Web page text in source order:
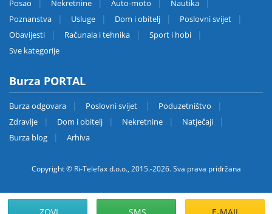
Posao Nekretnine Auto-moto
Nautika
Poznanstva
Usluge Dom i obitelj
Poslovni svijet
Obavijesti
Računala i tehnika
Sport i hobi
Sve kategorije
Burza PORTAL
Burza odgovara Poslovni svijet
Poduzetništvo
Zdravlje
Dom i obitelj Nekretnine
Natječaji
Burza blog
Arhiva
Copyright © Ri-Telefax d.o.o., 2015.-2026. Sva prava pridržana